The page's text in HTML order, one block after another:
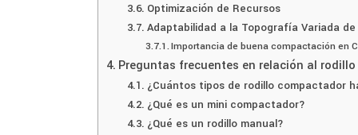
Optimización de Recursos
Adaptabilidad a la Topografía Variada de
Importancia de buena compactación en
Preguntas frecuentes en relación al
¿Cuántos tipos de rodillo compactador
¿Qué es un mini compactador?
¿Qué es un rodillo manual?